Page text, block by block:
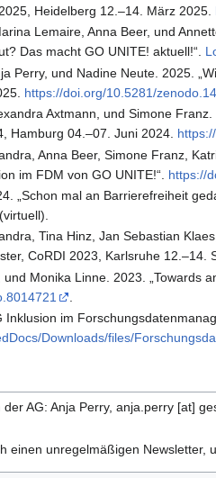
Heidelberg 12.–14. März 2025.
Lemaire, Anna Beer, und
Das macht GO UNITE! aktuell!“.
Perry, und Nadine Neute. 2025.
https://doi.org/10.5281/
Axtmann, und Simone
Hamburg 04.–07. Juni 2024.
Anna Beer, Simone Franz,
im FDM von GO UNITE!“. https://
„Schon mal an Barrierefreiheit
Tina Hinz, Jan Sebastian
CoRDI 2023, Karlsruhe 12.–14.
und Monika Linne. 2023. „Towards
Inklusion im
Downloads/files/
AG: Anja Perry, anja.perry [at]
einen unregelmäßigen Newsletter,